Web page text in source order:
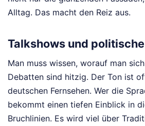
Alltag. Das macht den Reiz aus.
Talkshows und
Man muss wissen, worauf man
Debatten sind hitzig. Der Ton ist
deutschen Fernsehen. Wer die
bekommt einen tiefen Einblick in
Bruchlinien. Es wird viel über